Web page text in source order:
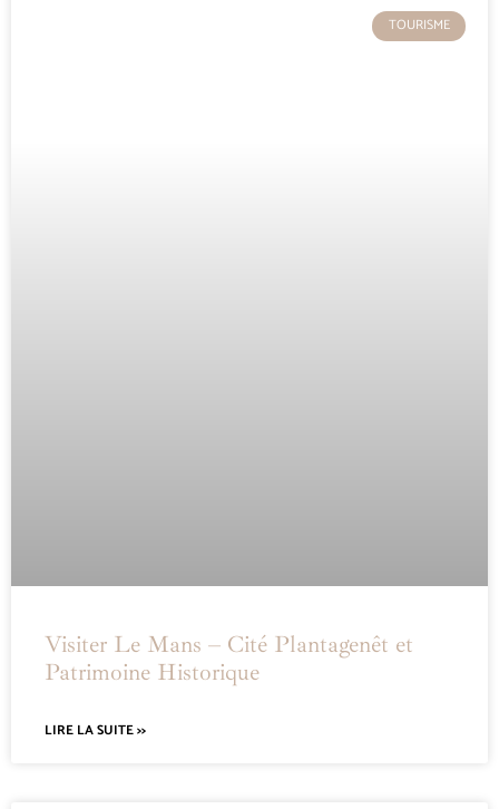
TOURISME
Visiter Le Mans – Cité Plantagenêt et
Patrimoine Historique
LIRE LA SUITE >>